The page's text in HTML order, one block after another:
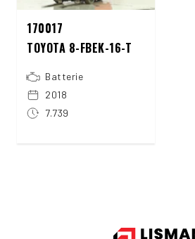
170017
TOYOTA 8-FBEK-16-T
Batterie
2018
7.739